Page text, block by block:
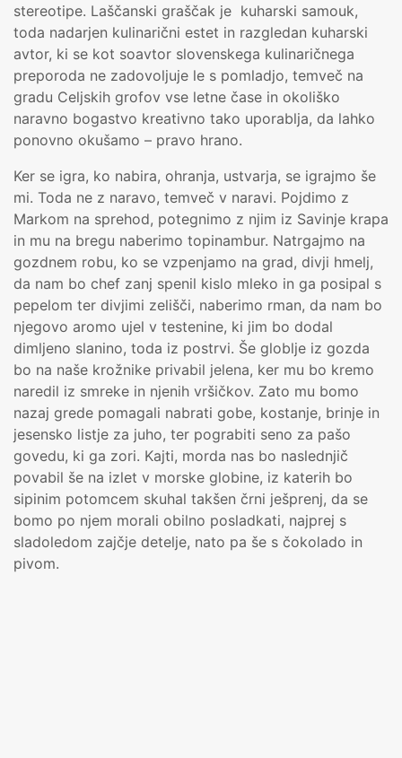
stereotipe. Laščanski graščak je kuharski samouk,
toda nadarjen kulinarični estet in razgledan kuharski
avtor, ki se kot soavtor slovenskega kulinaričnega
preporoda ne zadovoljuje le s pomladjo, temveč na
gradu Celjskih grofov vse letne čase in okoliško
naravno bogastvo kreativno tako uporablja, da lahko
ponovno okušamo – pravo hrano.
Ker se igra, ko nabira, ohranja, ustvarja, se igrajmo še
mi. Toda ne z naravo, temveč v naravi. Pojdimo z
Markom na sprehod, potegnimo z njim iz Savinje krapa
in mu na bregu naberimo topinambur. Natrgajmo na
gozdnem robu, ko se vzpenjamo na grad, divji hmelj,
da nam bo chef zanj spenil kislo mleko in ga posipal s
pepelom ter divjimi zelišči, naberimo rman, da nam bo
njegovo aromo ujel v testenine, ki jim bo dodal
dimljeno slanino, toda iz postrvi. Še globlje iz gozda
bo na naše krožnike privabil jelena, ker mu bo kremo
naredil iz smreke in njenih vršičkov. Zato mu bomo
nazaj grede pomagali nabrati gobe, kostanje, brinje in
jesensko listje za juho, ter pograbiti seno za pašo
govedu, ki ga zori. Kajti, morda nas bo naslednjič
povabil še na izlet v morske globine, iz katerih bo
sipinim potomcem skuhal takšen črni ješprenj, da se
bomo po njem morali obilno posladkati, najprej s
sladoledom zajčje detelje, nato pa še s čokolado in
pivom.